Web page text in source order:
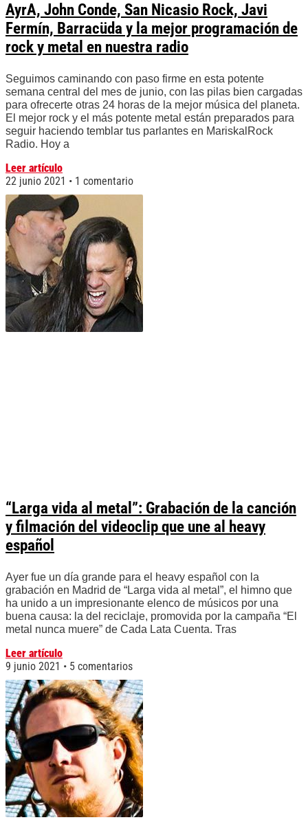
AyrA, John Conde, San Nicasio Rock, Javi
Fermín, Barracüda y la mejor programación de
rock y metal en nuestra radio
Seguimos caminando con paso firme en esta potente
semana central del mes de junio, con las pilas bien cargadas
para ofrecerte otras 24 horas de la mejor música del planeta.
El mejor rock y el más potente metal están preparados para
seguir haciendo temblar tus parlantes en MariskalRock
Radio. Hoy a
Leer artículo
22 junio 2021
1 comentario
“Larga vida al metal”: Grabación de la canción
y filmación del videoclip que une al heavy
español
Ayer fue un día grande para el heavy español con la
grabación en Madrid de “Larga vida al metal”, el himno que
ha unido a un impresionante elenco de músicos por una
buena causa: la del reciclaje, promovida por la campaña “El
metal nunca muere” de Cada Lata Cuenta. Tras
Leer artículo
9 junio 2021
5 comentarios